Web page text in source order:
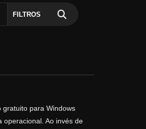
FILTROS
gratuito para Windows
operacional. Ao invés de